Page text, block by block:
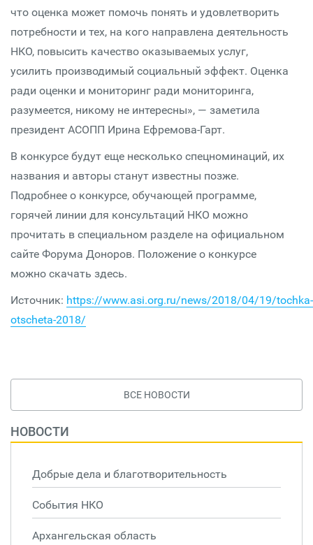
что оценка может помочь понять и удовлетворить
потребности и тех, на кого направлена деятельность
НКО, повысить качество оказываемых услуг,
усилить производимый социальный эффект. Оценка
ради оценки и мониторинг ради мониторинга,
разумеется, никому не интересны», — заметила
президент АСОПП Ирина Ефремова-Гарт.
В конкурсе будут еще несколько спецноминаций, их
названия и авторы станут известны позже.
Подробнее о конкурсе, обучающей программе,
горячей линии для консультаций НКО можно
прочитать в специальном разделе на официальном
сайте Форума Доноров. Положение о конкурсе
можно скачать здесь.
Источник: https://www.asi.org.ru/news/2018/04/19/tochka-
otscheta-2018/
ВСЕ НОВОСТИ
НОВОСТИ
Добрые дела и благотворительность
События НКО
Архангельская область